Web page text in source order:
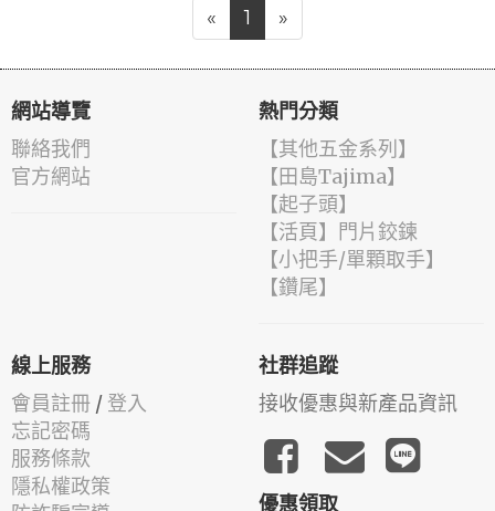
« 1 »
網站導覽
聯絡我們
官方網站
熱門分類
【其他五金系列】
【田島Tajima】
【起子頭】
【活頁】門片鉸鍊
【小把手/單顆取手】
【鑽尾】
線上服務
會員註冊 / 登入
忘記密碼
服務條款
隱私權政策
社群追蹤
接收優惠與新產品資訊
優惠領取